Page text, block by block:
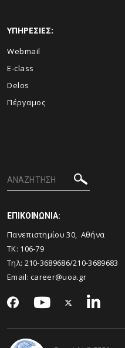
ΥΠΗΡΕΣΙΕΣ:
Webmail
E-class
Delos
Πέργαμος
ΕΠΙΚΟΙΝΩΝΙΑ:
Πανεπιστημίου 30, Αθήνα
ΤΚ: 106-79
Τηλ: 210-3689686/210-3689683
Email: career@uoa.gr